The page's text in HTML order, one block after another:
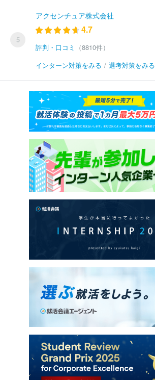
5
アクセンチュア株式会社
4.7
評判・口コミ
（8810件）
インターン対策をみる / 選考対策をみる